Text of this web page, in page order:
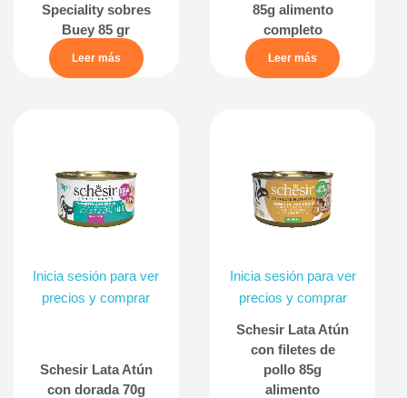
Speciality sobres
Buey 85 gr
Leer más
85g alimento
completo
Leer más
Inicia sesión para ver
precios y comprar
Schesir Lata Atún
con dorada 70g
Inicia sesión para ver
precios y comprar
Schesir Lata Atún
con filetes de
pollo 85g
alimento